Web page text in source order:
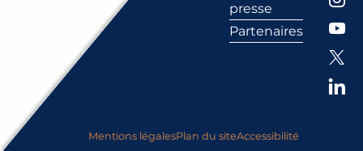
presse
Partenaires
Mentions légalesPlan du siteAccessibilité